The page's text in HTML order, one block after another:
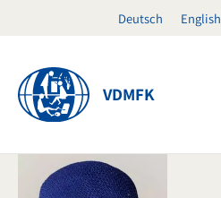
Deutsch English
VDMFK